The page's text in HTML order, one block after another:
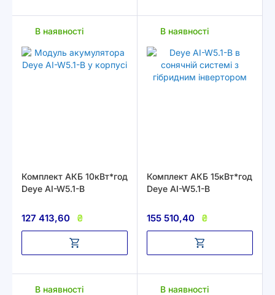
В наявності
Комплект АКБ 10кВт*год
Deye AI-W5.1-B
127 413,60 ₴
В наявності
Комплект АКБ 15кВт*год
Deye AI-W5.1-B
155 510,40 ₴
В наявності В наявності